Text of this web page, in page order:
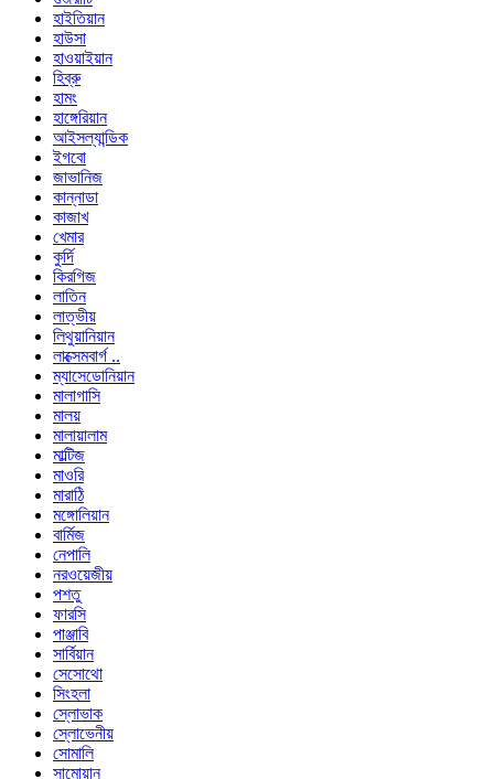
হাইতিয়ান
হাউসা
হাওয়াইয়ান
হিব্রু
হামং
হাঙ্গেরিয়ান
আইসল্যান্ডিক
ইগবো
জাভানিজ
কান্নাডা
কাজাখ
খেমার
কুর্দি
কিরগিজ
লাতিন
লাত্ভীয়
লিথুয়ানিয়ান
লাক্সেমবার্গ ..
ম্যাসেডোনিয়ান
মালাগাসি
মালয়
মালায়ালাম
মাল্টিজ
মাওরি
মারাঠি
মঙ্গোলিয়ান
বার্মিজ
নেপালি
নরওয়েজীয়
পশতু
ফারসি
পাঞ্জাবি
সার্বিয়ান
সেসোথো
সিংহলা
স্লোভাক
স্লোভেনীয়
সোমালি
সামোয়ান